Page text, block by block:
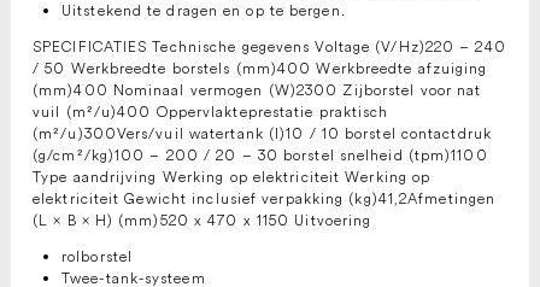
Uitstekend te dragen en op te bergen.
SPECIFICATIES Technische gegevens Voltage (V/Hz)220 – 240
/ 50 Werkbreedte borstels (mm)400 Werkbreedte afzuiging
(mm)400 Nominaal vermogen (W)2300 Zijborstel voor nat
vuil (m²/u)400 Oppervlakteprestatie praktisch
(m²/u)300Vers/vuil watertank (l)10 / 10 borstel contactdruk
(g/cm²/kg)100 – 200 / 20 – 30 borstel snelheid (tpm)1100
Type aandrijving Werking op elektriciteit Werking op
elektriciteit Gewicht inclusief verpakking (kg)41,2Afmetingen
(L × B × H) (mm)520 x 470 x 1150 Uitvoering
rolborstel
Twee-tank-systeem